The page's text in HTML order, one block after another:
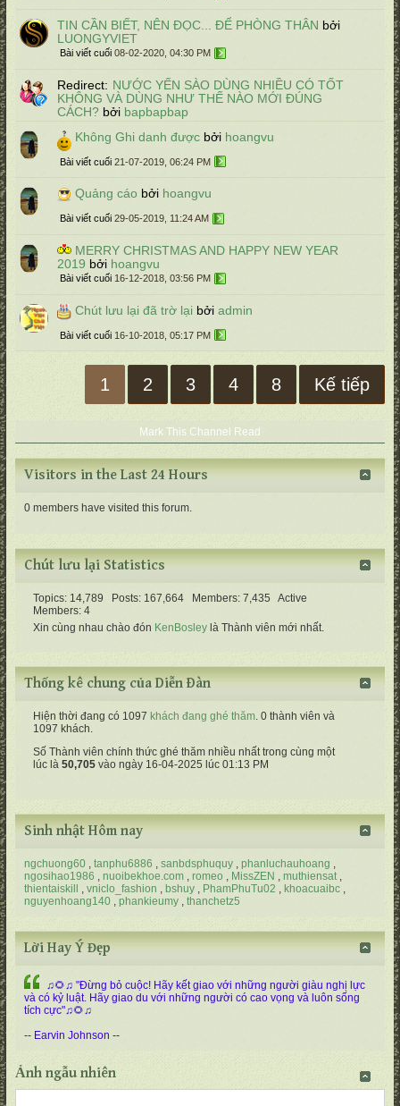
TIN CẦN BIẾT, NÊN ĐỌC... ĐỂ PHÒNG THÂN bởi
LUONGYVIET
Bài viết cuối 08-02-2020, 04:30 PM
Redirect: NƯỚC YẾN SÀO DÙNG NHIỀU CÓ TỐT
KHÔNG VÀ DÙNG NHƯ THẾ NÀO MỚI ĐÚNG
CÁCH? bởi bapbapbap
Không Ghi danh được bởi hoangvu
Bài viết cuối 21-07-2019, 06:24 PM
Quảng cáo bởi hoangvu
Bài viết cuối 29-05-2019, 11:24 AM
MERRY CHRISTMAS AND HAPPY NEW YEAR
2019 bởi hoangvu
Bài viết cuối 16-12-2018, 03:56 PM
Chút lưu lại đã trờ lại bởi admin
Bài viết cuối 16-10-2018, 05:17 PM
1 2 3 4 8 Kế tiếp
Mark This Channel Read
Visitors in the Last 24 Hours
0 members have visited this forum.
Chút lưu lại Statistics
Topics: 14,789 Posts: 167,664 Members: 7,435 Active
Members: 4
Xin cùng nhau chào đón KenBosley là Thành viên mới nhất.
Thống kê chung của Diễn Ðàn
Hiện thời đang có 1097 khách đang ghé thăm. 0 thành viên và
1097 khách.
Số Thành viên chính thức ghé thăm nhiều nhất trong cùng một
lúc là 50,705 vào ngày 16-04-2025 lúc 01:13 PM
Sinh nhật Hôm nay
ngchuong60 tanphu6886 sanbdsphuquy
phanluchauhoang
ngosihao1986
nuoibekhoe.com romeo MissZEN
muthiensat
thientaiskill
vniclo_fashion bshuy PhamPhuTu02
khoacuaibc
nguyenhoang140
phankieumy thanchetz5
Lời Hay Ý Đẹp
♫🌻♫ "Đừng bỏ cuộc! Hãy kết giao với những người giàu nghị lực
và có kỷ luật. Hãy giao du với những người có cao vọng và luôn sống
tích cực"♫🌻♫
-- Earvin Johnson --
Ảnh ngẫu nhiên